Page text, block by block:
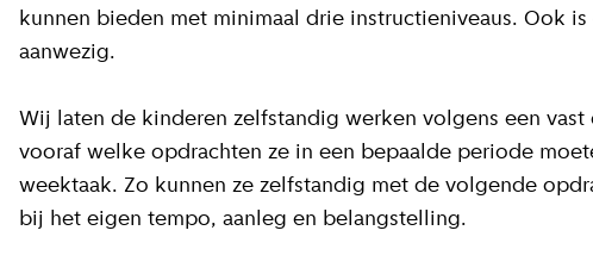
kunnen bieden met minimaal drie instructieniveaus. Ook
aanwezig.
Wij laten de kinderen zelfstandig werken volgens een
vooraf welke opdrachten ze in een bepaalde periode
weektaak. Zo kunnen ze zelfstandig met de volgende
bij het eigen tempo, aanleg en belangstelling.